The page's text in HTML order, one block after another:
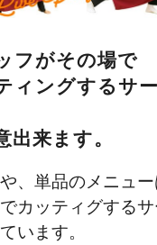
フがその場で
ィングする サ
出来ます。
、単品のメニュ
カッティグする
います。